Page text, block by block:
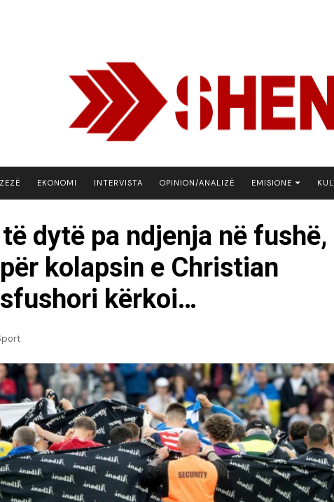
EKONOMI INTERVISTA OPINION/ANALIZË EMISIONE
BOTA NE FOKUS
INTERVISTA
KONAKU
KU E KISHIM
LIGJERATE FETARE
PARADITE ME NE
PIKËPAMJE
dytë pa ndjenja në fushë,
kolapsin e Christian
kërkoi…